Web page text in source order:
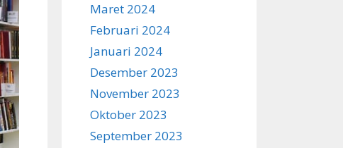
Maret 2024
Februari 2024
Januari 2024
Desember 2023
November 2023
Oktober 2023
September 2023